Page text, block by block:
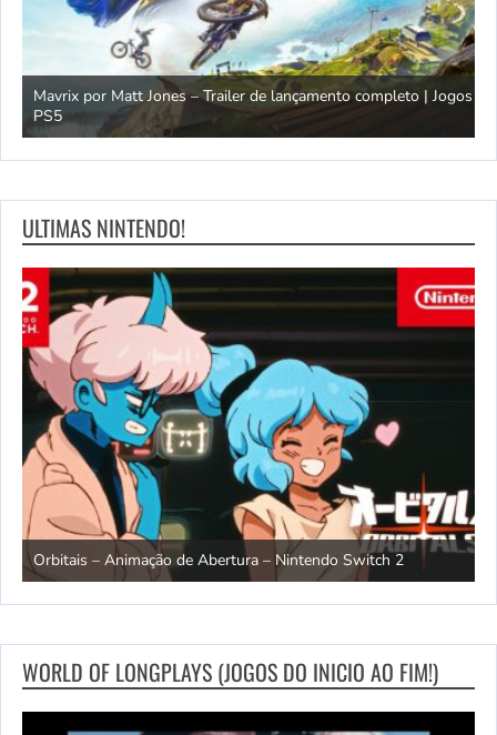
Mavrix por Matt Jones – Trailer de lançamento completo | Jogos
PS5
ULTIMAS NINTENDO!
Orbitais – Animação de Abertura – Nintendo Switch 2
WORLD OF LONGPLAYS (JOGOS DO INICIO AO FIM!)